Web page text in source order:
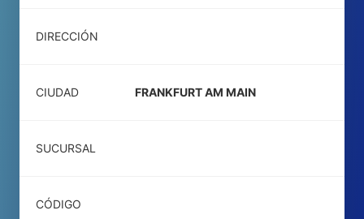
DIRECCIÓN
CIUDAD FRANKFURT AM MAIN
SUCURSAL
CÓDIGO